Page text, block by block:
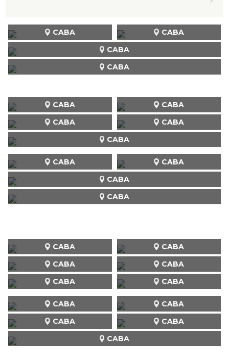
CABA
CABA CABA
CABA
CABA CABA
CABA
CABA CABA
CABA
CABA CABA
CABA
CABA
CABA
CABA
CABA
CABA
CABA
CABA CABA
CABA
CABA CABA